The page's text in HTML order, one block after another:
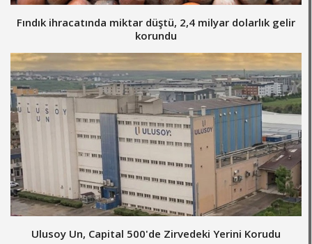
Fındık ihracatında miktar düştü, 2,4 milyar dolarlık gelir
korundu
Ulusoy Un, Capital 500'de Zirvedeki Yerini Korudu